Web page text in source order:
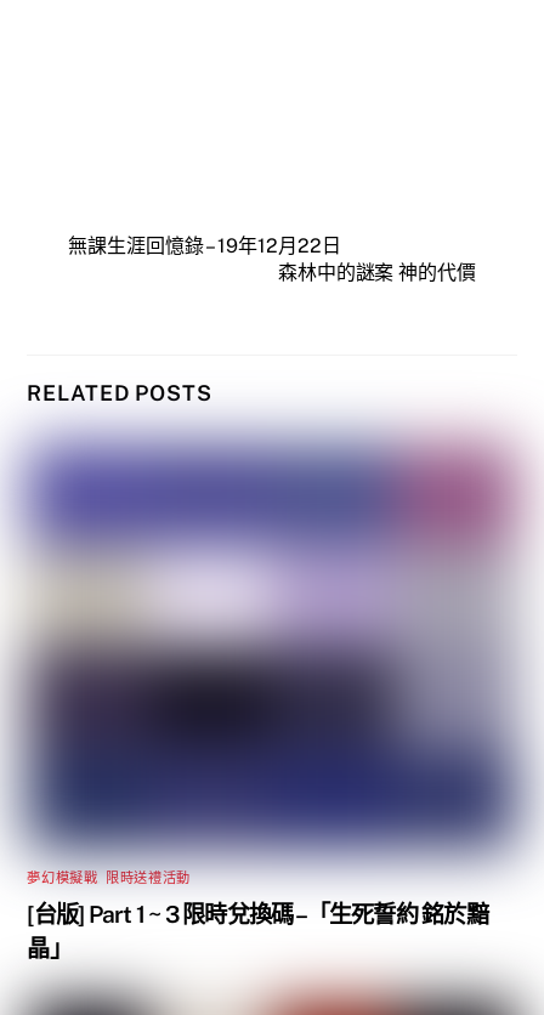
無課生涯回憶錄 – 19年12月22日
森林中的謎案 神的代價
RELATED POSTS
夢幻模擬戰 限時送禮活動
[台版] Part 1 ~ 3 限時兌換碼 –「生死誓約 銘於黯
晶」